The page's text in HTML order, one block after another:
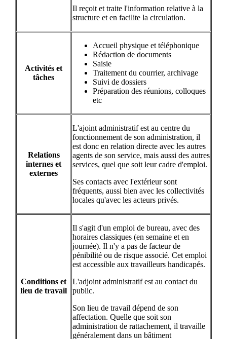
Il reçoit et traite l'information relative à la
structure et en facilite la circulation.
Activités et
tâches
Accueil physique et téléphonique
Rédaction de documents
Saisie
Traitement du courrier, archivage
Suivi de dossiers
Préparation des réunions, colloques
etc
Relations
internes et
externes
L'ajoint administratif est au centre du
fonctionnement de son administration, il
est donc en relation directe avec les autres
agents de son service, mais aussi des autres
services, quel que soit leur cadre d'emploi.
Ses contacts avec l'extérieur sont
fréquents, aussi bien avec les collectivités
locales qu'avec les acteurs privés.
Conditions et
lieu de travail
Il s'agit d'un emploi de bureau, avec des
horaires classiques (en semaine et en
journée). Il n'y a pas de facteur de
pénibilité ou de risque associé. Cet emploi
est accessible aux travailleurs handicapés.
L'adjoint administratif est au contact du
public.
Son lieu de travail dépend de son
affectation. Quelle que soit son
administration de rattachement, il travaille
généralement dans un bâtiment